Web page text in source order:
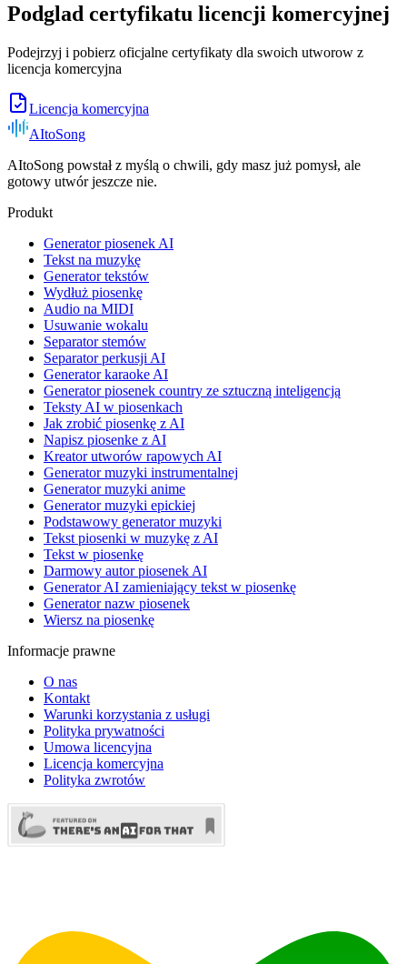
Podglad certyfikatu licencji komercyjnej
Podejrzyj i pobierz oficjalne certyfikaty dla swoich utworow z
licencja komercyjna
Licencja komercyjna
AItoSong
AItoSong powstał z myślą o chwili, gdy masz już pomysł, ale
gotowy utwór jeszcze nie.
Produkt
Generator piosenek AI
Tekst na muzykę
Generator tekstów
Wydłuż piosenkę
Audio na MIDI
Usuwanie wokalu
Separator stemów
Separator perkusji AI
Generator karaoke AI
Generator piosenek country ze sztuczną inteligencją
Teksty AI w piosenkach
Jak zrobić piosenkę z AI
Napisz piosenke z AI
Kreator utworów rapowych AI
Generator muzyki instrumentalnej
Generator muzyki anime
Generator muzyki epickiej
Podstawowy generator muzyki
Tekst piosenki w muzykę z AI
Tekst w piosenkę
Darmowy autor piosenek AI
Generator AI zamieniający tekst w piosenkę
Generator nazw piosenek
Wiersz na piosenkę
Informacje prawne
O nas
Kontakt
Warunki korzystania z usługi
Polityka prywatności
Umowa licencyjna
Licencja komercyjna
Polityka zwrotów